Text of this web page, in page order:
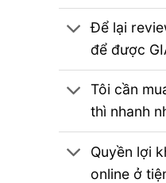
Để lại
để được
Tôi cần
thì nhanh
Quyền lợi
online ở